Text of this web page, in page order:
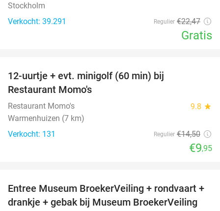
Stockholm
Verkocht: 39.291
Regulier €22,47
Gratis
12-uurtje + evt. minigolf (60 min) bij
Restaurant Momo's
Restaurant Momo's 9.8 star
Warmenhuizen (7 km)
Verkocht: 131
Regulier €14,50
€9,95
45%
Entree Museum BroekerVeiling + rondvaart +
drankje + gebak bij Museum BroekerVeiling